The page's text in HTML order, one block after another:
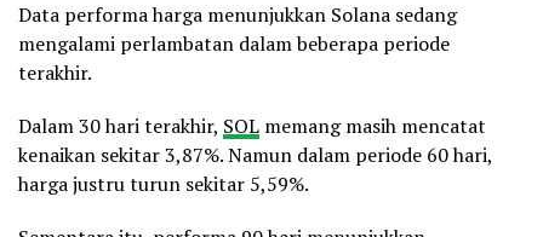
Data performa harga menunjukkan Solana sedang
mengalami perlambatan dalam beberapa periode
terakhir.
Dalam 30 hari terakhir, SOL memang masih mencatat
kenaikan sekitar 3,87%. Namun dalam periode 60 hari,
harga justru turun sekitar 5,59%.